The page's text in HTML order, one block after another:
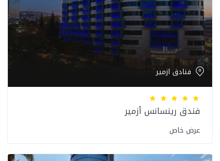
فنادق ازمير
فندق رينسانس أزمير
عرض خاص